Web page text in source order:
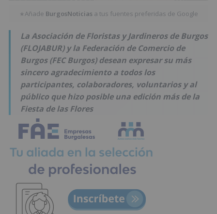
★Añade BurgosNoticias a tus fuentes preferidas de Google
La Asociación de Floristas y Jardineros de Burgos
(FLOJABUR) y la Federación de Comercio de
Burgos (FEC Burgos) desean expresar su más
sincero agradecimiento a todos los
participantes, colaboradores, voluntarios y al
público que hizo posible una edición más de la
Fiesta de las Flores